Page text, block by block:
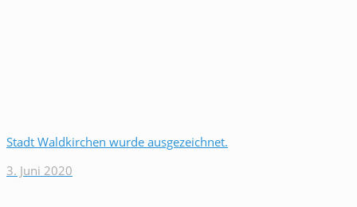
Stadt Waldkirchen wurde ausgezeichnet.
3. Juni 2020